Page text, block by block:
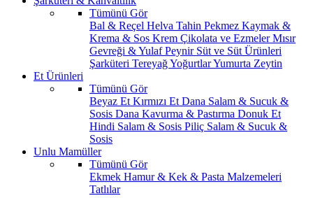
Tümünü Gör
Bal & Reçel Helva Tahin Pekmez Kaymak &
Krema & Sos Krem Çikolata ve EzmelerMısır
Gevreği & YulafPeynir Süt ve Süt Ürünleri
Şarküteri TereyağYoğurtlarYumurta Zeytin
Et Ürünleri
Tümünü Gör
Beyaz Et Kırmızı Et Dana Salam & Sucuk &
Sosis Dana Kavurma & Pastırma Donuk Et
Hindi Salam & Sosis Piliç Salam & Sucuk &
Sosis
Unlu Mamüller
Tümünü Gör
Ekmek Hamur & Kek & Pasta Malzemeleri
Tatlılar